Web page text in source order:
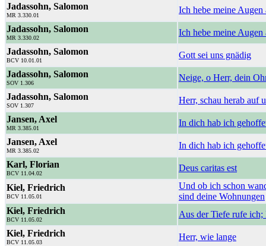
Jadassohn, Salomon
MR 3.330.01
Ich hebe meine
Jadassohn, Salomon
MR 3.330.02
Ich hebe meine Augen
Jadassohn, Salomon
BCV 10.01.01
Gott sei uns gnädig
Jadassohn, Salomon
SOV 1.306
Neige, o Herr, dein
Jadassohn, Salomon
SOV 1.307
Herr, schau herab auf
Jansen, Axel
MR 3.385.01
In dich hab ich
Jansen, Axel
MR 3.385.02
In dich hab ich
Karl, Florian
BCV 11.04.02
Deus caritas est
Kiel, Friedrich
BCV 11.05.01
Und ob ich schon
sind deine Wohnungen
Kiel, Friedrich
BCV 11.05.02
Aus der Tiefe rufe ich;
Kiel, Friedrich
BCV 11.05.03
Herr, wie lange